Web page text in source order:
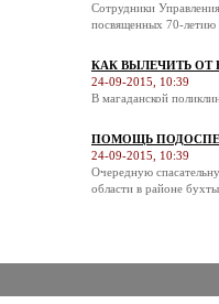
Сотрудники
посвященных 70-летию
КАК ВЫЛЕЧИТЬ ОТ
24-09-2015, 10:39
В магаданской
ПОМОЩЬ
24-09-2015, 10:39
Очередную
области в районе